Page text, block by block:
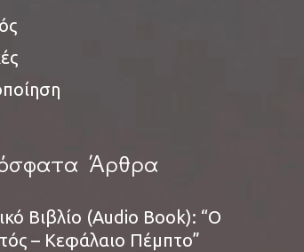
Άρθρα
Βιβλίο (Audio Book): “Ο
– Κεφάλαιο Πέμπτο”